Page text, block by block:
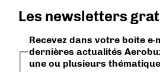
Les newsletters
Recevez dans votre boite e-
dernières actualités
une ou plusieurs